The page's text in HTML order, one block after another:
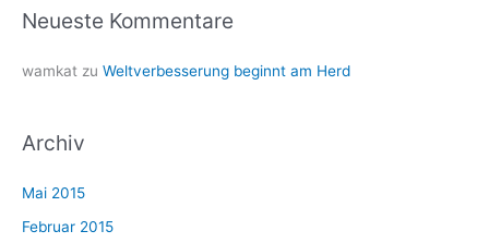
Neueste Kommentare
wamkat zu Weltverbesserung beginnt am Herd
Archiv
Mai 2015
Februar 2015